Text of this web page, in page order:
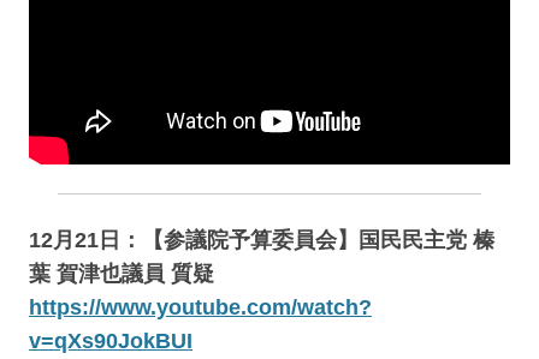
12月21日：【参議院予算委員会】国民民主党 榛
葉 賀津也議員 質疑
https://www.youtube.com/watch?
v=qXs90JokBUI